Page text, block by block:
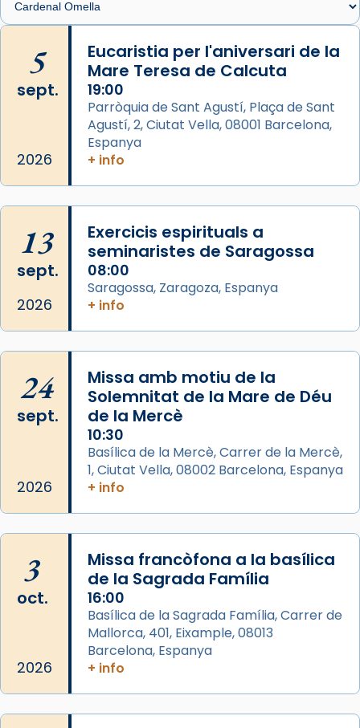
Memòria de les santes Juliana i
Semproniana, verges i màrtirs.
Acompanyant la història de sant Cugat, a
partir de l’Edat Mitjana sorgeix la tradició
que les santes Juliana (“relatiu a Júlia”) i
Semproniana (“relatiu a Semprònia =
eterna”) són deixebles seves. I l’any 1667, el
frare Joan Gaspar Roig, afirma en una obra
que les santes són filles de l’antiga Iluro.
Mataró en reivindicarà les relíq
...Ver más
Foto
View on Facebook
Arquebisbat de Barcelona
Jaume, fill de Zebedeu, és juntament amb el
seu germà Joan i Pere un dels que
acompanyava més de prop Jesús.
Segons el llibre dels Fets (12,2) fou el primer
apòstol màrtir, decapitat a Jerusalem per
Herodes Agripa (vers l'any 44).
Regnes castellans i més tard de tota
Espanya.
El seu sepulcre a Compostela fou un g
View on Facebook ·
5
sept.
2026
Eucaristia per l'aniversari de la
Mare Teresa de Calcuta
19:00
Parròquia de Sant Agustí, Plaça de Sant
Agustí, 2, Ciutat Vella, 08001 Barcelona,
Espanya
+ info
13
sept.
2026
Exercicis espirituals a
seminaristes de Saragossa
08:00
Saragossa, Zaragoza, Espanya
+ info
24
sept.
2026
Missa amb motiu de la
Solemnitat de la Mare de Déu
de la Mercè
10:30
Basílica de la Mercè, Carrer de la Mercè,
1, Ciutat Vella, 08002 Barcelona, Espanya
+ info
3
oct.
2026
Missa francòfona a la basílica
de la Sagrada Família
16:00
Basílica de la Sagrada Família, Carrer de
Mallorca, 401, Eixample, 08013
Barcelona, Espanya
+ info